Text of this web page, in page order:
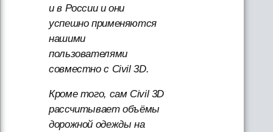
и в России и они
успешно применяются
нашими
пользователями
совместно с Civil 3D.
Кроме того, сам Civil 3D
рассчитывает объёмы
дорожной одежды на